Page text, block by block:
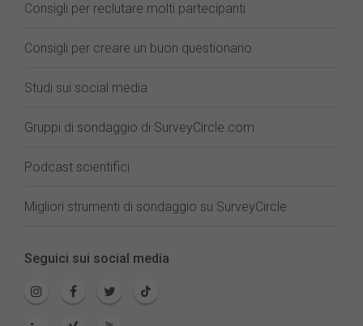
Consigli per reclutare molti partecipanti
Consigli per creare un buon questionario
Studi sui social media
Gruppi di sondaggio di SurveyCircle.com
Podcast scientifici
Migliori strumenti di sondaggio su SurveyCircle
Seguici sui social media